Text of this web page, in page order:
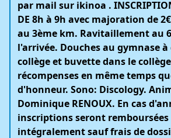
par mail sur ikinoa . I
DE 8h à 9h avec majoration de 2€
au 3ème km. Ravitaillement au
l'arrivée. Douches au gymnase à
collège et buvette dans le
récompenses en même temps
d'honneur. Sono: Discology.
Dominique RENOUX. En cas
inscriptions seront remboursées
intégralement sauf frais de